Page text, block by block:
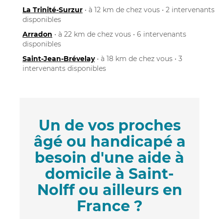
La Trinité-Surzur • à 12 km de chez vous • 2 intervenants
disponibles
Arradon • à 22 km de chez vous • 6 intervenants
disponibles
Saint-Jean-Brévelay• à 18 km de chez vous • 3
intervenants disponibles
Un de vos proches
âgé ou handicapé a
besoin d'une aide à
domicile à Saint-
Nolff ou ailleurs en
France ?